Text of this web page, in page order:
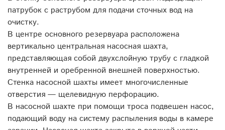
патрубок с раструбом для подачи сточных вод на
очистку.
В центре основного резервуара расположена
вертикально центральная насосная шахта,
представляющая собой двухслойную трубу с гладкой
внутренней и оребренной внешней поверхностью.
Стенка насосной шахты имеет многочисленные
отверстия — щелевидную перфорацию.
В насосной шахте при помощи троса подвешен насос,
подающий воду на систему распыления воды в камере